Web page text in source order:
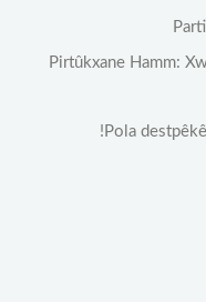
Pirtûkxane Hamm:
Pola